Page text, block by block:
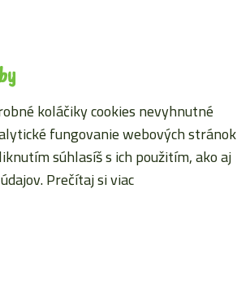
koláčiky cookies nevyhnutné
fungovanie webových stránok
súhlasíš s ich použitím, ako aj
Prečítaj si viac